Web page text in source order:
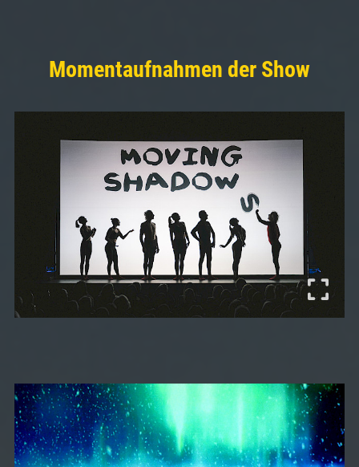
Momentaufnahmen der Show